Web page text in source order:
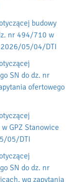
budowy
nr 494/710 w
2026/05/04/DTI
SN do dz. nr
ofertowego
GPZ Stanowice
05/DTI
SN do dz. nr
wg zapytania